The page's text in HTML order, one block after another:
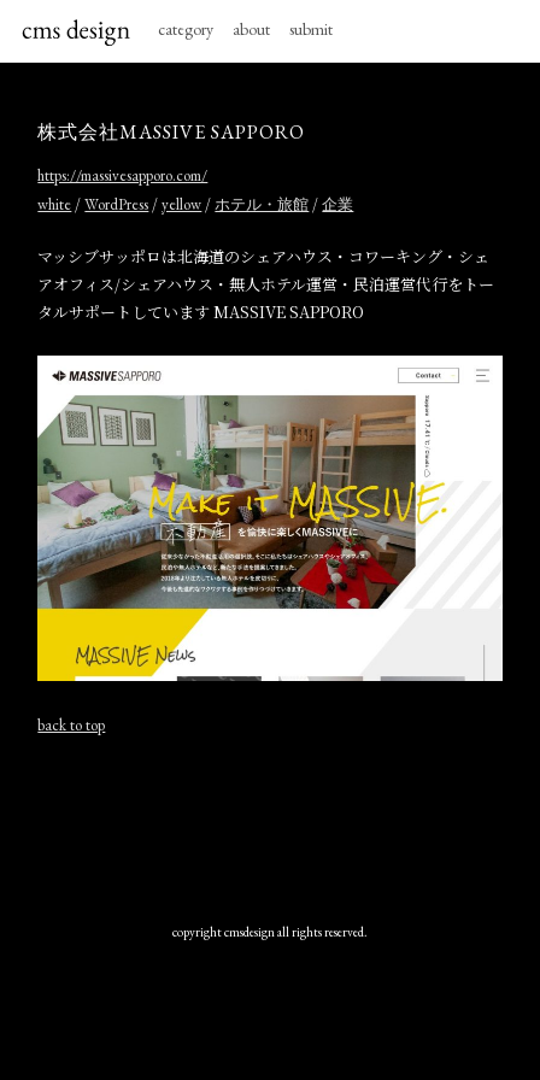
category about submit
株式会社MASSIVE SAPPORO
https://massivesapporo.com/
white /WordPress /yellow /ホテル・旅館 /企業
マッシブサッポロは北海道のシェアハウス・コワーキング・シェ
アオフィス/シェアハウス・無人ホテル運営・民泊運営代行をトー
タルサポートしています MASSIVE SAPPORO
back to top
copyright cmsdesign all rights reserved.